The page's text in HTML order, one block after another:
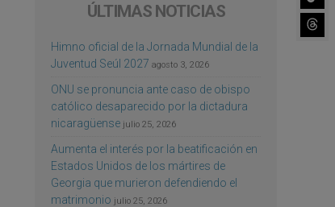
ÚLTIMAS NOTICIAS
Himno oficial de la Jornada Mundial de la
Juventud Seúl 2027 agosto 3, 2026
ONU se pronuncia ante caso de obispo
católico desaparecido por la dictadura
nicaragüense julio 25, 2026
Aumenta el interés por la beatificación en
Estados Unidos de los mártires de
Georgia que murieron defendiendo el
matrimonio julio 25, 2026